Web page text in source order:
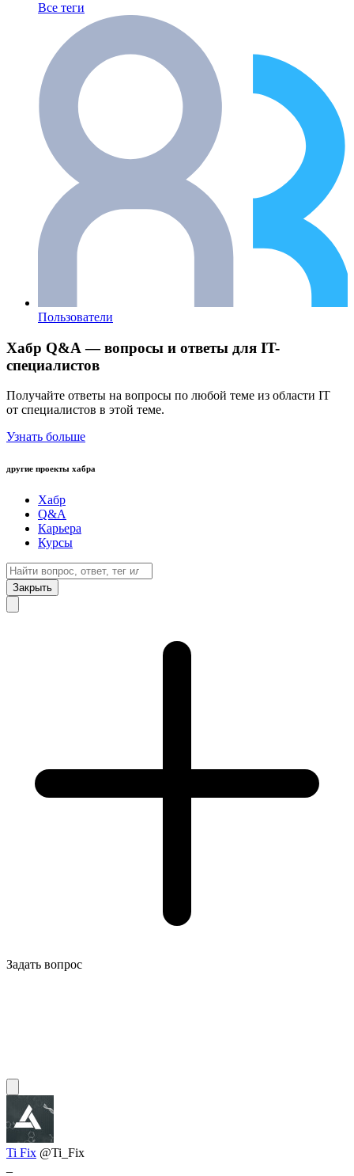
Все теги
Пользователи
Хабр Q&A — вопросы и ответы для IT-
специалистов
Получайте ответы на вопросы по любой теме из области IT
от специалистов в этой теме.
Узнать больше
другие проекты хабра
Хабр
Q&A
Карьера
Курсы
Закрыть
Задать вопрос
Ti Fix @Ti_Fix